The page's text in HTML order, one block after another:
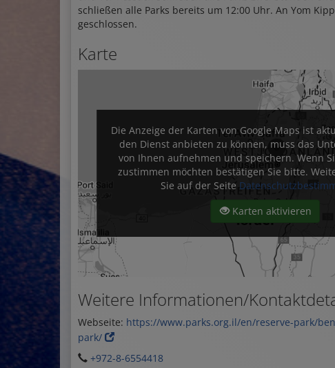
schließen alle Parks bereits um 12:00 Uhr. An Yom
geschlossen.
Karte
Die Anzeige der Karten von Google Maps ist
den Dienst anbieten zu können, muss das
von Ihnen aufnehmen und speichern. Wenn
zustimmen möchten bestätigen Sie bitte.
Sie auf der Seite
Karten aktivieren
Weitere Informationen/
Webseite: https://www.parks.org.il/en/reserve-park/
park/
+972-8-6554418